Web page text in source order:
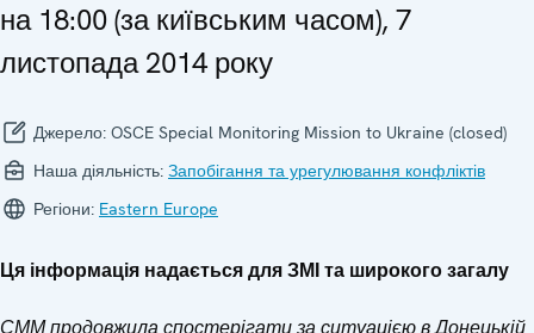
на 18:00 (за київським часом), 7
листопада 2014 року
Джерело: OSCE Special Monitoring Mission to Ukraine (closed)
Наша діяльність: Запобігання та урегулювання конфліктів
Регіони: Eastern Europe
Ця інформація надається для ЗМІ та широкого загалу